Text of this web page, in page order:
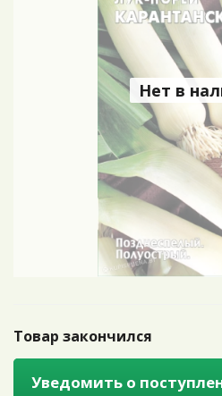
Нет в
Товар закончился
Уведомить о